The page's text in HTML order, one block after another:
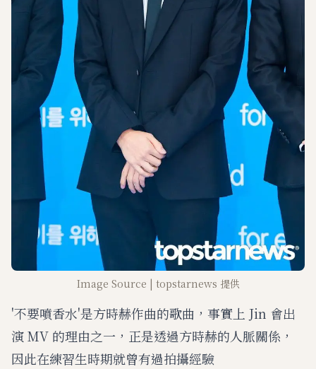
Image Source | topstarnews 提供
'不要噴香水'是方時赫作曲的歌曲，事實上 Jin 會出
演 MV 的理由之一，正是透過方時赫的人脈關係，
因此在練習生時期就曾有過拍攝經驗